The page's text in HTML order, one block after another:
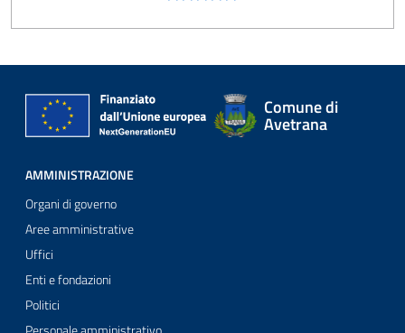
Comune di
Avetrana
AMMINISTRAZIONE
Organi di governo
Aree amministrative
Uffici
Enti e fondazioni
Politici